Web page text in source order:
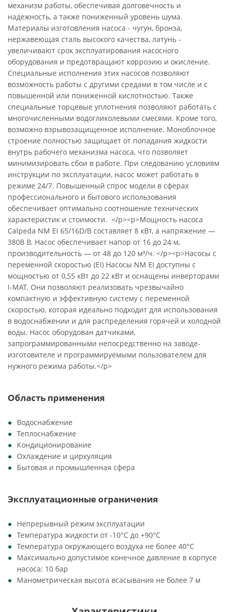
механизм работы, обеспечивая долговечность и
надежность, а также пониженный уровень шума.
Материалы изготовления насоса - чугун, бронза,
нержавеющая сталь высокого качества, латунь -
увеличивают срок эксплуатирования насосного
оборудования и предотвращают коррозию и окисление.
Специальные исполнения этих насосов позволяют
возможность работы с другими средами в том числе и с
повышенной или пониженной кислотностью. Также
специальные торцевые уплотнения позволяют работать с
многочисленными водогликолевыми смесями. Кроме того,
возможно взрывозащищенное исполнение. Моноблочное
строение полностью защищает от попадания жидкости
внутрь рабочего механизма насоса, что позволяет
минимизировать сбои в работе. При следованию условиям
инструкции по эксплуатации, насос может работать в
режиме 24/7. Повышенный спрос модели в сферах
профессионального и бытового использования
обеспечивает оптимально соотношение технических
характеристик и стоимости. </p><p>Мощность насоса
Calpeda NM EI 65/16D/B составляет 8 кВт, а напряжение —
380В В. Насос обеспечивает напор от 16 до 24 м,
производительность — от 48 до 120 м³/ч. </p><p>Насосы с
переменной скоростью (EI) Насосы NM EI доступны с
мощностью от 0,55 кВт до 22 кВт и оснащены инверторами
I-MAT. Они позволяют реализовать чрезвычайно
компактную и эффективную систему с переменной
скоростью, которая идеально подходит для использования
в водоснабжении и для распределения горячей и холодной
воды. Насос оборудован датчиками,
запрограммированными непосредственно на заводе-
изготовителе и программируемыми пользователем для
нужного режима работы.</p>
Область применения
Водоснабжение
Теплоснабжение
Кондиционирование
Охлаждение и циркуляция
Бытовая и промышленная сфера
Эксплуатационные ограничения
Непрерывный режим эксплуатации
Температура жидкости от -10°C до +90°C
Температура окружающего воздуха не более 40°C
Максимально допустимое конечное давление в корпусе
насоса: 10 бар
Манометрическая высота всасывания не более 7 м